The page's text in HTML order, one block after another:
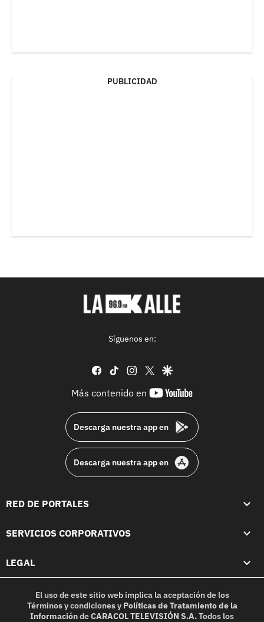
PUBLICIDAD
Síguenos en:
facebook
tiktok instagram
twittergoogle
Más contenido en
youtube-
Descarga nuestra app en
Descarga nuestra app en
RED DE PORTALES
SERVICIOS CORPORATIVOS
LEGAL
El uso de este sitio web implica la aceptación de los
Términos y condicionesy Políticas de Tratamiento de la
InformacióndeCARACOL TELEVISIÓN S.A.Todos los